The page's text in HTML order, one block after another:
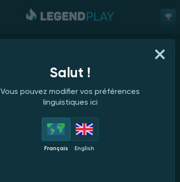
Salut !
Vous pouvez modifier vos préférences
linguistiques ici
Français English